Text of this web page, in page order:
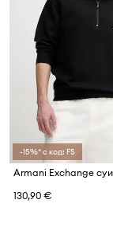
-15%* с код: FS
130,90 €